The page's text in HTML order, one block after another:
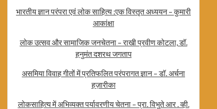
भारतीय ज्ञान परंपरा एवं लोक साहित्य :एक विस्तृत अध्ययन – कुमारी
आकांक्षा
लोक उत्सव और सामाजिक जनचेतना – राखी प्रवीण कोटला, डॉ.
हनुमंत दशरथ जगताप
असमिया विवाह गीतों में प्रतिफलित परंपरागत ज्ञान – डॉ. अर्चना
हज़ारीका
लोकसाहित्य में अभिव्यक्त पर्यावरणीय चेतना – प्रा. विभुते आर . व्ही.